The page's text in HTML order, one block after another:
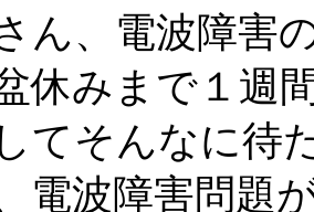
ん、電波障害
休みまで１週
てそんなに待
電波障害問題